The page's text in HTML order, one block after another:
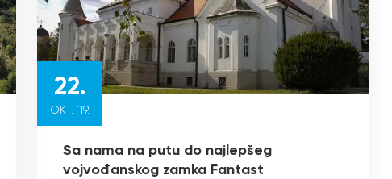
22.
OKT. `19.
Sa nama na putu do najlepšeg
vojvođanskog zamka Fantast